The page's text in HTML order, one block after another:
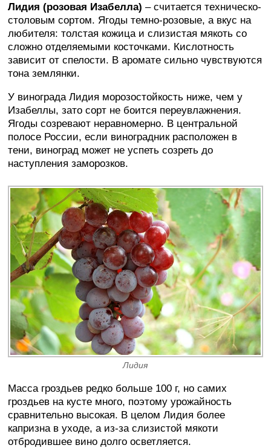
Лидия (розовая Изабелла) – считается техническо-
столовым сортом. Ягоды темно-розовые, а вкус на
любителя: толстая кожица и слизистая мякоть со
сложно отделяемыми косточками. Кислотность
зависит от спелости. В аромате сильно чувствуются
тона землянки.
У винограда Лидия морозостойкость ниже, чем у
Изабеллы, зато сорт не боится переувлажнения.
Ягоды созревают неравномерно. В центральной
полосе России, если виноградник расположен в
тени, виноград может не успеть созреть до
наступления заморозков.
Лидия
Масса гроздьев редко больше 100 г, но самих
гроздьев на кусте много, поэтому урожайность
сравнительно высокая. В целом Лидия более
капризна в уходе, а из-за слизистой мякоти
отбродившее вино долго осветляется.